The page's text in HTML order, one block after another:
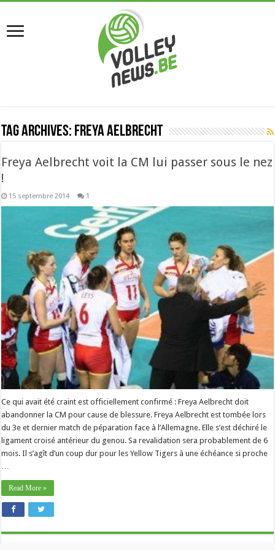
Tag Archives: Freya Aelbrecht
Freya Aelbrecht voit la CM lui passer sous le nez
!
15 septembre 2014 1
Ce qui avait été craint est officiellement confirmé : Freya Aelbrecht doit
abandonner la CM pour cause de blessure. Freya Aelbrecht est tombée lors
du 3e et dernier match de péparation face à l’Allemagne. Elle s’est déchiré le
ligament croisé antérieur du genou. Sa revalidation sera probablement de 6
mois. Il s’agît d’un coup dur pour les Yellow Tigers à une échéance si proche
…
Read More »